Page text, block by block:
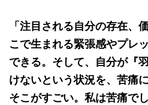
「注目される自分の存在、
こで生まれる緊張感やプレ
できる。そして、自分が『
けないという状況を、苦痛
そこがすごい。私は苦痛で